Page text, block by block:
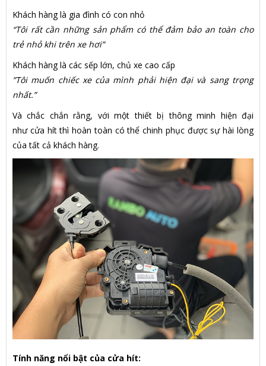
Khách hàng là gia đình có con nhỏ
“Tôi rất cần những sản phẩm có thể đảm bảo an toàn cho
trẻ nhỏ khi trên xe hơi”
Khách hàng là các sếp lớn, chủ xe cao cấp
”Tôi muốn chiếc xe của mình phải hiện đại và sang trọng
nhất.”
Và chắc chắn rằng, với một thiết bị thông minh hiện đại
như cửa hít thì hoàn toàn có thể chinh phục được sự hài lòng
của tất cả khách hàng.
Tính năng nổi bật của cửa hít: